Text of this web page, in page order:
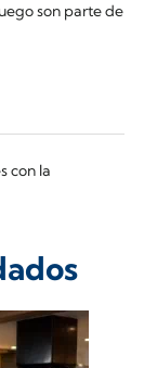
son parte de
con la